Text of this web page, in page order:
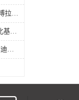
多国传染病监测动态：刚果（金）埃博拉确诊突破4000例
刚果民主共和国伊图里省（Ituri）和北基伍省（Nord-Kivu）的埃博拉·本迪布乔病毒病（2026-08-04）
刚果民主共和国和乌干达的埃博拉·本迪布乔病毒病（2026-08-04）